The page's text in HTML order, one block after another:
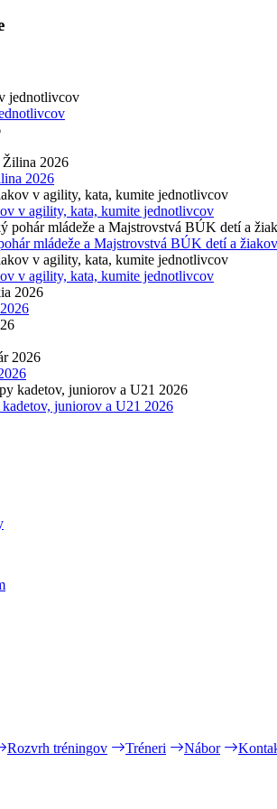
2026
v agility, kata, kumite jednotlivcov
mládeže a Majstrovstvá BÚK detí a žiakov
v agility, kata, kumite jednotlivcov
juniorov a U21 2026
Rozvrh tréningov Tréneri Nábor